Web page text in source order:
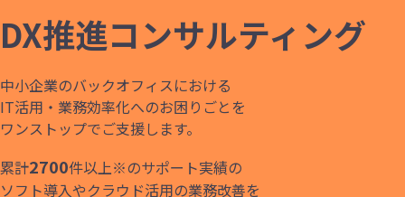
業務DXソリューション
導入事例
業務のお悩みスッキリ通信
よくあるご質問
DX推進コンサルティング
中小企業のバックオフィスにおける
IT活用・業務効率化へのお困りごとを
ワンストップでご支援します。
累計2700件以上※のサポート実績の
ソフト導入やクラウド活用の業務改善を